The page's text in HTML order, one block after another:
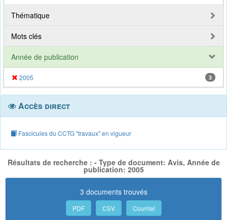
Thématique
Mots clés
Année de publication
2005 3
Accès direct
Fascicules du CCTG "travaux" en vigueur
Résultats de recherche : - Type de document: Avis, Année de
publication: 2005
3 documents trouvés
PDF CSV Courriel